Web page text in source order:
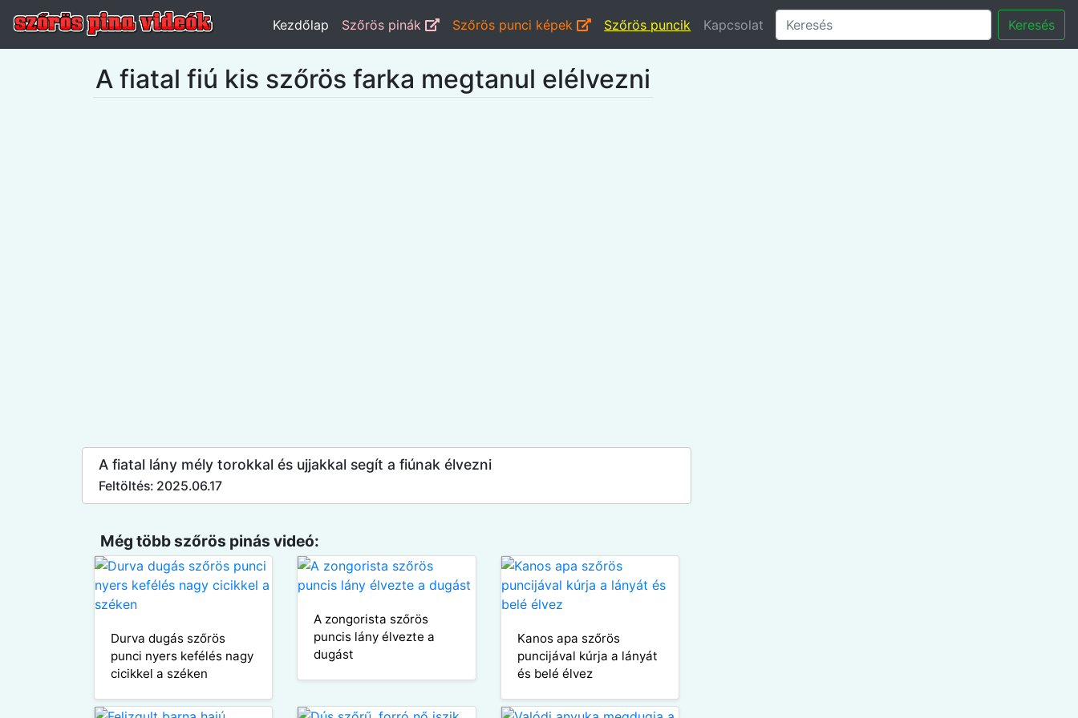
Kezdőlap Szőrös pinák Szőrös punci képek Szőrös puncik Kapcsolat Keresés
A fiatal fiú kis szőrös farka megtanul elélvezni
A fiatal lány mély torokkal és ujjakkal segít a fiúnak élvezni
Feltöltés: 2025.06.17
Még több szőrös pinás videó:
Durva dugás szőrös
punci nyers kefélés nagy
cicikkel a széken
A zongorista szőrös
puncis lány élvezte a
dugást
Kanos apa szőrös
puncijával kúrja a lányát
és belé élvez